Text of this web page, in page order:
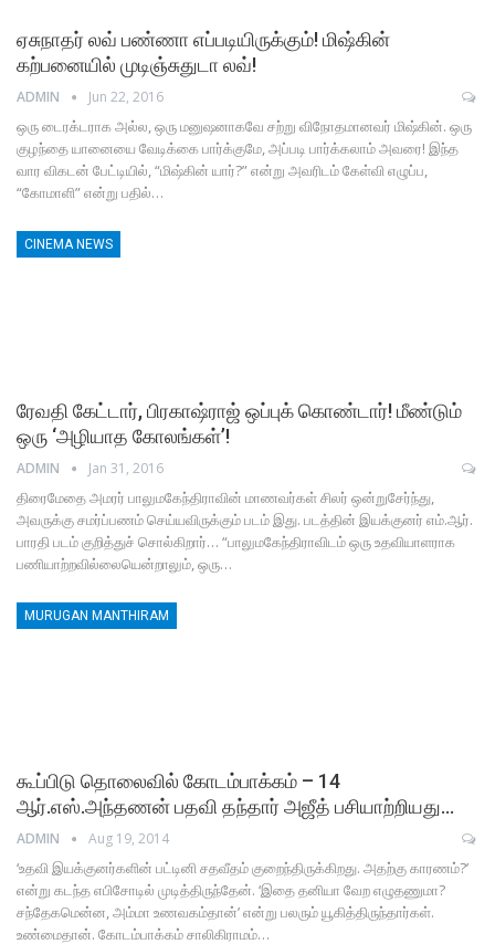
ஏசுநாதர் லவ் பண்ணா எப்படியிருக்கும்! மிஷ்கின்
கற்பனையில் முடிஞ்சுதுடா லவ்!
ADMIN Jun 22, 2016
ஒரு டைரக்டராக அல்ல, ஒரு மனுஷனாகவே சற்று விநோதமானவர் மிஷ்கின். ஒரு
குழந்தை யானையை வேடிக்கை பார்க்குமே, அப்படி பார்க்கலாம் அவரை! இந்த
வார விகடன் பேட்டியில், “மிஷ்கின் யார்?” என்று அவரிடம் கேள்வி எழுப்ப,
“கோமாளி” என்று பதில்…
CINEMA NEWS
ரேவதி கேட்டார், பிரகாஷ்ராஜ் ஒப்புக் கொண்டார்! மீண்டும்
ஒரு ‘அழியாத கோலங்கள்’!
ADMIN Jan 31, 2016
திரைமேதை அமரர் பாலுமகேந்திராவின் மாணவர்கள் சிலர் ஒன்றுசேர்ந்து,
அவருக்கு சமர்ப்பணம் செய்யவிருக்கும் படம் இது. படத்தின் இயக்குனர் எம்.ஆர்.
பாரதி படம் குறித்துச் சொல்கிறார்… “பாலுமகேந்திராவிடம் ஒரு உதவியாளராக
பணியாற்றவில்லையென்றாலும், ஒரு…
MURUGAN MANTHIRAM
கூப்பிடு தொலைவில் கோடம்பாக்கம் – 14
ஆர்.எஸ்.அந்தணன் பதவி தந்தார் அஜீத் பசியாற்றியது…
ADMIN Aug 19, 2014
‘உதவி இயக்குனர்களின் பட்டினி சதவீதம் குறைந்திருக்கிறது. அதற்கு காரணம்?’
என்று கடந்த எபிசோடில் முடித்திருந்தேன். ‘இதை தனியா வேற எழுதணுமா?
சந்தேகமென்ன, அம்மா உணவகம்தான்’ என்று பலரும் யூகித்திருந்தார்கள்.
உண்மைதான். கோடம்பாக்கம் சாலிகிராமம்…